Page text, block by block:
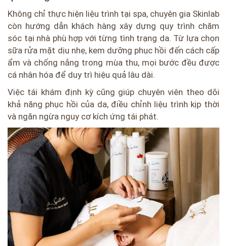
Không chỉ thực hiện liệu trình tại spa, chuyên gia Skinlab
còn hướng dẫn khách hàng xây dựng quy trình chăm
sóc tại nhà phù hợp với từng tình trạng da. Từ lựa chọn
sữa rửa mặt dịu nhẹ, kem dưỡng phục hồi đến cách cấp
ẩm và chống nắng trong mùa thu, mọi bước đều được
cá nhân hóa để duy trì hiệu quả lâu dài.
Việc tái khám định kỳ cũng giúp chuyên viên theo dõi
khả năng phục hồi của da, điều chỉnh liệu trình kịp thời
và ngăn ngừa nguy cơ kích ứng tái phát.